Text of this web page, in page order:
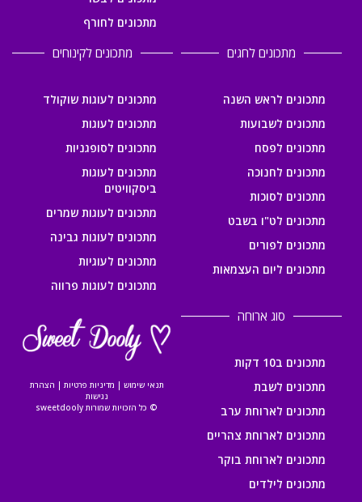
מתכונים לחורף
מתכונים לחגים
מתכונים לראש השנה
מתכונים לשבועות
מתכונים לפסח
מתכונים לחנוכה
מתכונים לסוכות
מתכונים לט"ו בשבט
מתכונים לפורים
מתכונים ליום העצמאות
מתכונים לקינוחים
מתכונים לעוגות שוקולד
מתכונים לעוגות
מתכונים לסופגניות
מתכונים לעוגות
ביסקוויטים
מתכונים לעוגות שמרים
מתכונים לעוגות גבינה
מתכונים לעוגיות
מתכונים לעוגות פרווה
סוג ארוחה
מתכונים ב10 דקות
מתכונים לשבת
מתכונים לארוחת ערב
מתכונים לארוחת צהריים
מתכונים לארוחת בוקר
מתכונים לילדים
תנאי שימוש | מדיניות פרטיות | הצהרת
נגישות
© כל הזכויות שמורות sweetdooly